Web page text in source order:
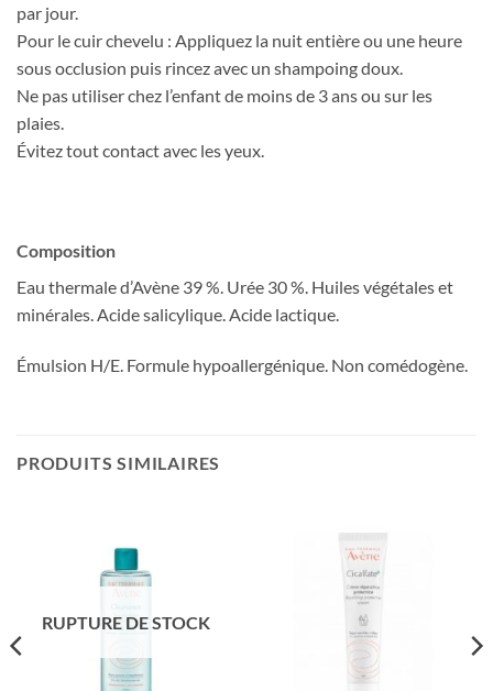
par jour.
Pour le cuir chevelu : Appliquez la nuit entière ou une heure
sous occlusion puis rincez avec un shampoing doux.
Ne pas utiliser chez l’enfant de moins de 3 ans ou sur les
plaies.
Évitez tout contact avec les yeux.
Composition
Eau thermale d’Avène 39 %. Urée 30 %. Huiles végétales et
minérales. Acide salicylique. Acide lactique.
Émulsion H/E. Formule hypoallergénique. Non comédogène.
PRODUITS SIMILAIRES
RUPTURE DE STOCK